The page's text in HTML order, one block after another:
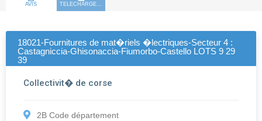
AVIS TELECHARGEMENT
18021-Fournitures de mat�riels �lectriques-Secteur 4 :
Castagniccia-Ghisonaccia-Fiumorbo-Castello LOTS 9 29
39
Collectivit� de corse
2B Code département